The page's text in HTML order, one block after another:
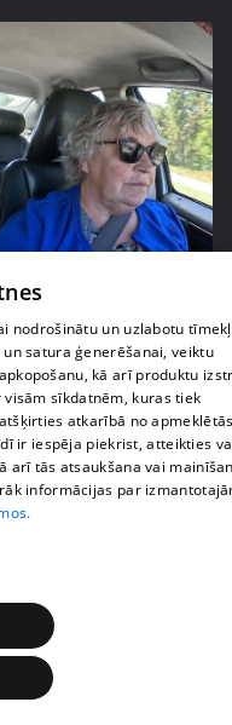
Kolosova
nodrošinātu un uzlabotu
satura ģenerēšanai, veiktu
kā arī produktu
sīkdatnēm, kuras tiek
atkarībā no
ir iespēja piekrist, atteikties
arī tās atsaukšana vai
informācijas par